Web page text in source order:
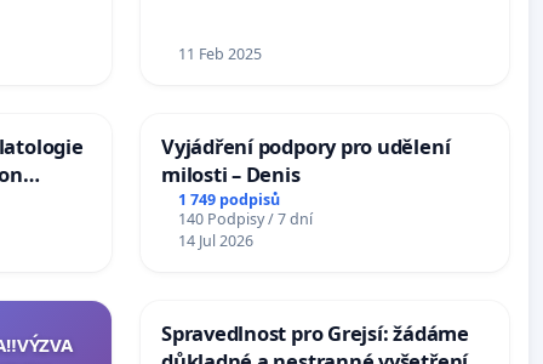
11 Feb 2025
Vyjádření podpory pro udělení
milosti – Denis
1 749 podpisů
140 Podpisy / 7 dní
14 Jul 2026
Spravedlnost pro Grejsí: žádáme